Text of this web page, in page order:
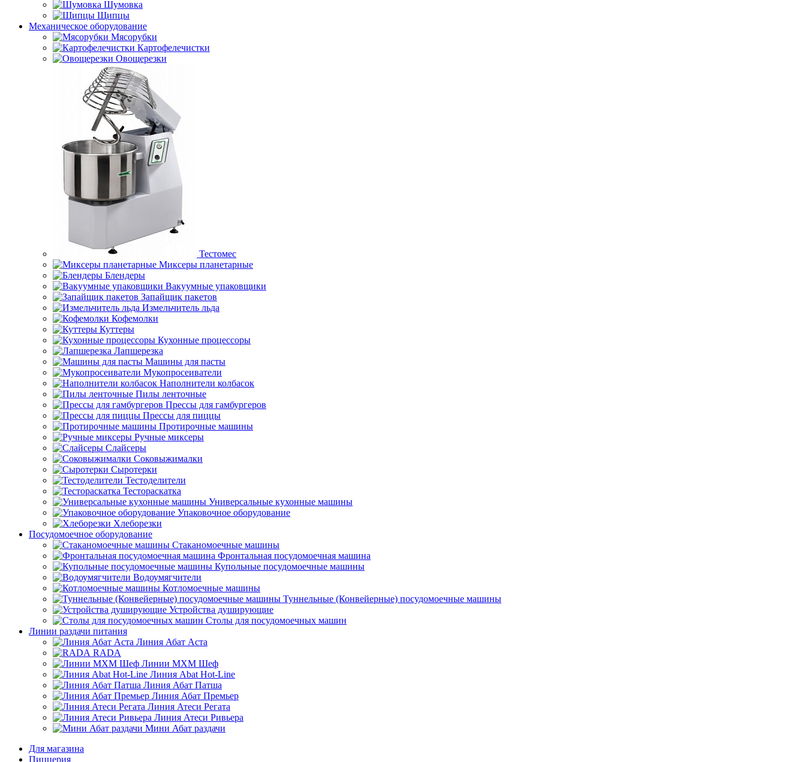
Шумовка
Щипцы
Механическое оборудование
Мясорубки
Картофелечистки
Овощерезки
Тестомес
Миксеры планетарные
Блендеры
Вакуумные упаковщики
Запайщик пакетов
Измельчитель льда
Кофемолки
Куттеры
Кухонные процессоры
Лапшерезка
Машины для пасты
Мукопросеиватели
Наполнители колбасок
Пилы ленточные
Прессы для гамбургеров
Прессы для пиццы
Протирочные машины
Ручные миксеры
Слайсеры
Соковыжималки
Сыротерки
Тестоделители
Тестораскатка
Универсальные кухонные машины
Упаковочное оборудование
Хлеборезки
Посудомоечное оборудование
Стаканомоечные машины
Фронтальная посудомоечная машина
Купольные посудомоечные машины
Водоумягчители
Котломоечные машины
Туннельные (Конвейерные) посудомоечные машины
Устройства душирующие
Столы для посудомоечных машин
Линии раздачи питания
Линия Абат Аста
RADA
Линии МХМ Шеф
Линия Abat Hot-Line
Линия Абат Патша
Линия Абат Премьер
Линия Атеси Регата
Линия Атеси Ривьера
Мини Абат раздачи
Для магазина
Пиццерия